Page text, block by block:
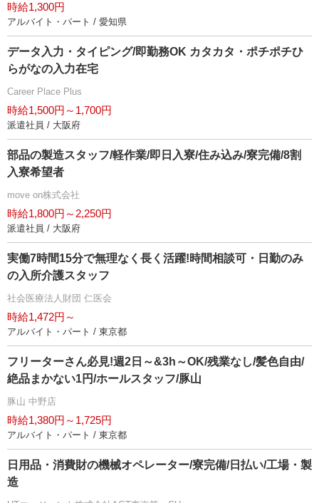
時給1,300円
アルバイト・パート / 愛知県
データ入力・タイピング/即勤務OK カタカタ・ポチポチひ
らがなの入力在宅
Career Place Plus
時給1,500円～1,700円
派遣社員 / 大阪府
部品の製造スタッフ/軽作業/即日入寮/住み込み/寮完備/8割
入寮希望者
move on株式会社
時給1,800円～2,250円
派遣社員 / 大阪府
実働7時間15分で無理なく長く活躍!時間相談可・日勤のみ
の入所介護スタッフ
社会医療法人財団 仁医会
時給1,472円～
アルバイト・パート / 東京都
フリーターさん必見!週2日～&3h～OK/残業なし/髪色自由/
絶品まかない1円/ホールスタッフ/豚山
豚山 中野店
時給1,380円～1,725円
アルバイト・パート / 東京都
日用品・消費財の機械オペレーター/寮完備/日払い/工場・製
造